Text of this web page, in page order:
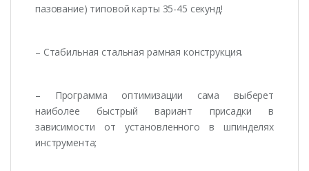
пазование) типовой карты 35-45 секунд!
– Стабильная стальная рамная конструкция.
– Программа оптимизации сама выберет
наиболее быстрый вариант присадки в
зависимости от установленного в шпинделях
инструмента;